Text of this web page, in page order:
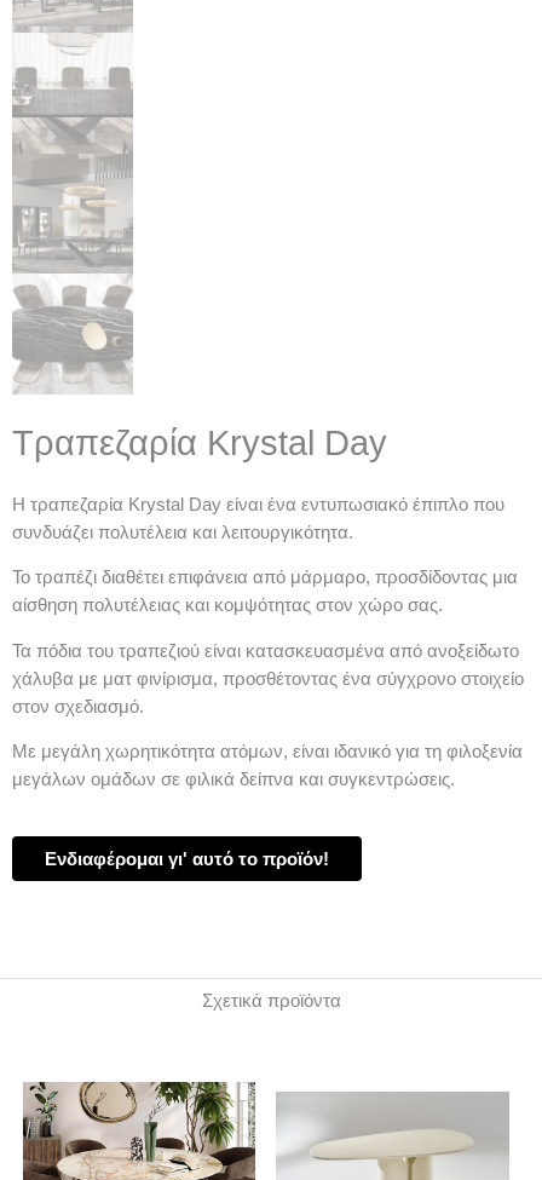
Τραπεζαρία Krystal Day
Η τραπεζαρία Krystal Day είναι ένα εντυπωσιακό έπιπλο που
συνδυάζει πολυτέλεια και λειτουργικότητα.
Το τραπέζι διαθέτει επιφάνεια από μάρμαρο, προσδίδοντας μια
αίσθηση πολυτέλειας και κομψότητας στον χώρο σας.
Τα πόδια του τραπεζιού είναι κατασκευασμένα από ανοξείδωτο
χάλυβα με ματ φινίρισμα, προσθέτοντας ένα σύγχρονο στοιχείο
στον σχεδιασμό.
Με μεγάλη χωρητικότητα ατόμων, είναι ιδανικό για τη φιλοξενία
μεγάλων ομάδων σε φιλικά δείπνα και συγκεντρώσεις.
Ενδιαφέρομαι γι' αυτό το προϊόν!
Σχετικά προϊόντα